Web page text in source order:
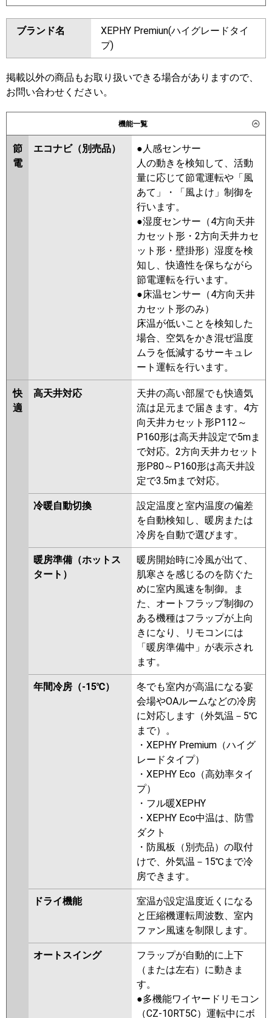
東芝 GSXA04013XU GSXA04013MUB
三菱電機 PMZ-ZRMP40F6 PMZ-
ZRMP40FF6
日立 RCIS-GP40RGH8
三菱重工 FDTSZ406H6S
PA-P40DM7GNC
ダイキン SSRK40CT SSRK40CNT
SSRK40BYNT SSRK40BYT
SSRK40BJT
SSRK40BFT SSRK40BFNT
SSRK40BCNT SSRK40BCT
RSXA04033XU
三菱電機 PMZ-ZRMP40F5
ZRMP40FF5 PMZ-ZRMP40F4
PMZ-ZRMP40FF4 PMZ-
ZRMP40FF3 PMZ-ZRMP40F3
PMZ-ZRMP40FF2
PMZ-
ZRMP40F2 PMZ-ZRMP40FZ
PMZ-ZRMP40FFZ
PMZ-
ZRMP40FFY PMZ-ZRMP40FY
PMZ-ZRMP40FV PMZ-
ZRMP40FFV
PMZ-ZRMP40FR
PMZ-ZRMP40FFR
RCIS-GP40RGH7 RCIS-GP40RGH6
RCIS-GP40RGH5 RCIS-GP40RGH4
RCIS-GP40RGH3 RCIS-AP40GH7
RCIS-GP40RGH2 RCIS-AP40GH6
RCIS-GP40RGH1
三菱重工
FDTSZ405HA5SA
FDTSZ405H5SA FDTSZ405H5S
PA-P40DM7GB PA-P40DM7GN
PA-P40DM7G
PA-P40DM6GB PA-
P40DM6GNB PA-P40DM6G PA-
P40DM6GN
ブランド名
XEPHY Premiun(ハイグレードタイ
プ)
掲載以外の商品もお取り扱いできる場合がありますので、
お問い合わせください。
機能一覧
節
電
エコナビ（別売品）
●人感センサー
人の動きを検知して、活動
量に応じて節電運転や「風
あて」・「風よけ」制御を
行います。
●湿度センサー（4方向天井
カセット形・2方向天井カセ
ット形・壁掛形）湿度を検
知し、快適性を保ちながら
節電運転を行います。
●床温センサー（4方向天井
カセット形のみ）
床温が低いことを検知した
場合、空気をかき混ぜ温度
ムラを低減するサーキュレ
ート運転を行います。
快
適
高天井対応
天井の高い部屋でも快適気
流は足元まで届きます。4方
向天井カセット形P112～
P160形は高天井設定で5mま
で対応。2方向天井カセット
形P80～P160形は高天井設
定で3.5mまで対応。
冷暖自動切換
設定温度と室内温度の偏差
を自動検知し、暖房または
冷房を自動で選びます。
暖房準備（ホットス
タート）
暖房開始時に冷風が出て、
肌寒さを感じるのを防ぐた
めに室内風速を制御。ま
た、オートフラップ制御の
ある機種はフラップが上向
きになり、リモコンには
「暖房準備中」が表示され
ます。
年間冷房（-15℃）
冬でも室内が高温になる宴
会場やOAルームなどの冷房
に対応します（外気温－5℃
まで）。
・XEPHY Premium（ハイグ
レードタイプ）
・XEPHY Eco（高効率タイ
プ）
・フル暖XEPHY
・XEPHY Eco中温は、防雪
ダクト
・防風板（別売品）の取付
けで、外気温－15℃まで冷
房できます。
ドライ機能
室温が設定温度近くになる
と圧縮機運転周波数、室内
ファン風速を制限します。
オートスイング
フラップが自動的に上下
（または左右）に動きま
す。
●多機能ワイヤードリモコン
（CZ-10RT5C）運転中にボ